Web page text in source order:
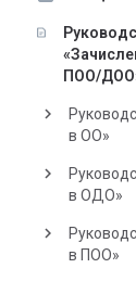
ПОО/
keyboard_arrow_right
в ОО»
keyboard_arrow_right
в ОДО»
keyboard_arrow_right
в ПОО»